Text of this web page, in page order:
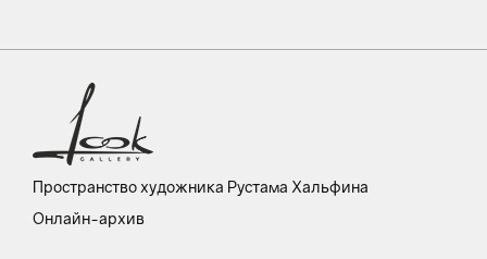
Пространство художника Рустама Хальфина
Онлайн-архив